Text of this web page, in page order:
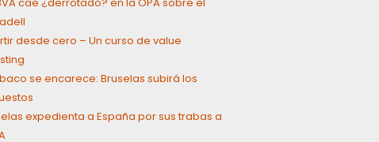
desde cero – Un curso de value
se encarece: Bruselas subirá los
expedienta a España por sus trabas a